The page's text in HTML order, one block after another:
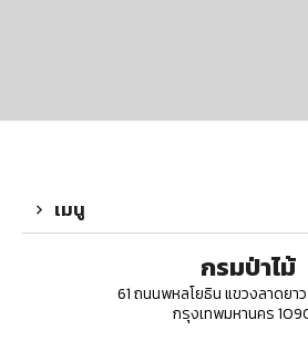
เมนู
กรมป่าไม้
61 ถนนพหลโยธิน แขวงลาดยา
กรุงเทพมหานคร